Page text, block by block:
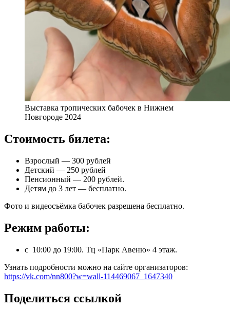
Выставка тропических бабочек в Нижнем
Новгороде 2024
Стоимость билета:
Взрослый — 300 рублей
Детский — 250 рублей
Пенсионный — 200 рублей.
Детям до 3 лет — бесплатно.
Фото и видеосъёмка бабочек разрешена бесплатно.
Режим работы:
с 10:00 до 19:00. Тц «Парк Авеню» 4 этаж.
Узнать подробности можно на сайте организаторов:
https://vk.com/nn800?w=wall-114469067_1647340
Поделиться ссылкой